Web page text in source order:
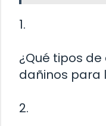
1.
¿Qué tipos
dañinos para
2.